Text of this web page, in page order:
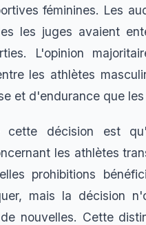
féminines. Les
les juges avaient
L'opinion
les athlètes
et d'endurance que
décision est
les athlètes
prohibitions
mais la décision
nouvelles. Cette